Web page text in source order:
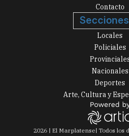
Contacto
Secciones
Locales
Policiales
Nacionales
Deportes
Arte, Cultura y
2026| El Marplatense| Todos los